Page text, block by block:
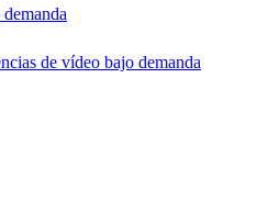
de vídeo bajo demanda